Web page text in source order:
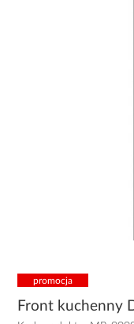
promocja
Front kuchenny